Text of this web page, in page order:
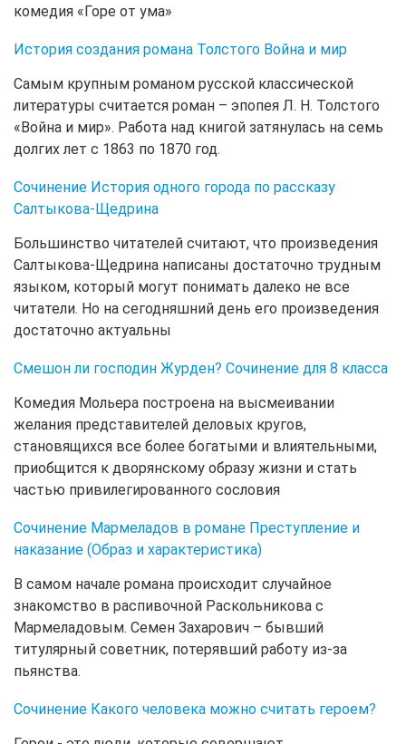
комедия «Горе от ума»
История создания романа Толстого Война и мир
Самым крупным романом русской классической
литературы считается роман – эпопея Л. Н. Толстого
«Война и мир». Работа над книгой затянулась на семь
долгих лет с 1863 по 1870 год.
Сочинение История одного города по рассказу
Салтыкова-Щедрина
Большинство читателей считают, что произведения
Салтыкова-Щедрина написаны достаточно трудным
языком, который могут понимать далеко не все
читатели. Но на сегодняшний день его произведения
достаточно актуальны
Смешон ли господин Журден? Сочинение для 8 класса
Комедия Мольера построена на высмеивании
желания представителей деловых кругов,
становящихся все более богатыми и влиятельными,
приобщится к дворянскому образу жизни и стать
частью привилегированного сословия
Сочинение Мармеладов в романе Преступление и
наказание (Образ и характеристика)
В самом начале романа происходит случайное
знакомство в распивочной Раскольникова с
Мармеладовым. Семен Захарович – бывший
титулярный советник, потерявший работу из-за
пьянства.
Сочинение Какого человека можно считать героем?